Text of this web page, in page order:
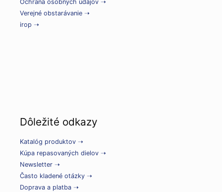
Ochrana osobných údajov ➝
Verejné obstarávanie ➝
irop ➝
Dôležité odkazy
Katalóg produktov ➝
Kúpa repasovaných dielov ➝
Newsletter ➝
Často kladené otázky ➝
Doprava a platba ➝